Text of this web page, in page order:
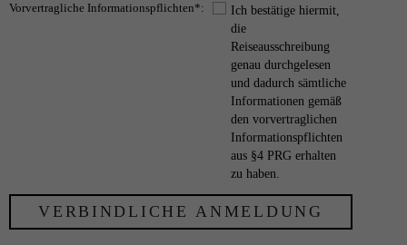
Vorvertragliche Informationspflichten*:
Ich bestätige hiermit,
die
Reiseausschreibung
genau durchgelesen
und dadurch sämtliche
Informationen gemäß
den vorvertraglichen
Informationspflichten
aus §4 PRG erhalten
zu haben.